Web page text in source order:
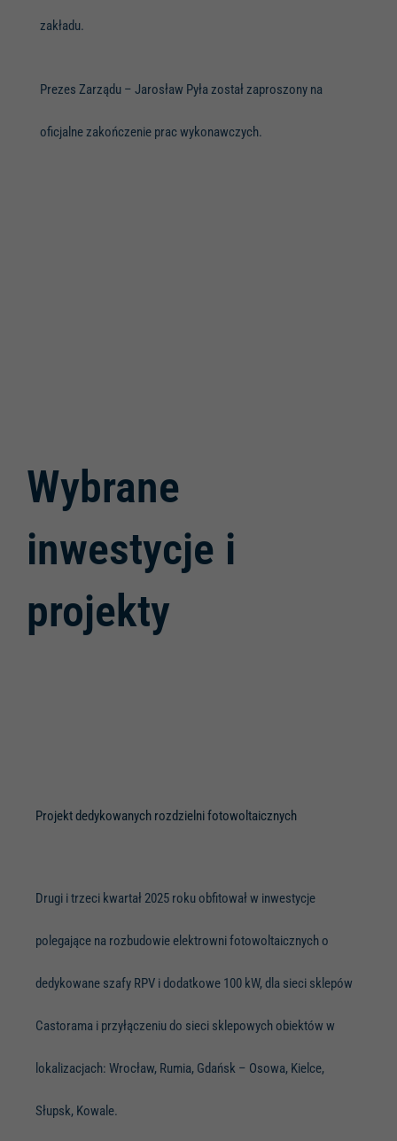
zakładu.
Prezes Zarządu – Jarosław Pyła został zaproszony na
oficjalne zakończenie prac wykonawczych.
Wybrane
inwestycje i
projekty
Projekt dedykowanych rozdzielni fotowoltaicznych
Drugi i trzeci kwartał 2025 roku obfitował w inwestycje
polegające na rozbudowie elektrowni fotowoltaicznych o
dedykowane szafy RPV i dodatkowe 100 kW, dla sieci sklepów
Castorama i przyłączeniu do sieci sklepowych obiektów w
lokalizacjach: Wrocław, Rumia, Gdańsk – Osowa, Kielce,
Słupsk, Kowale.